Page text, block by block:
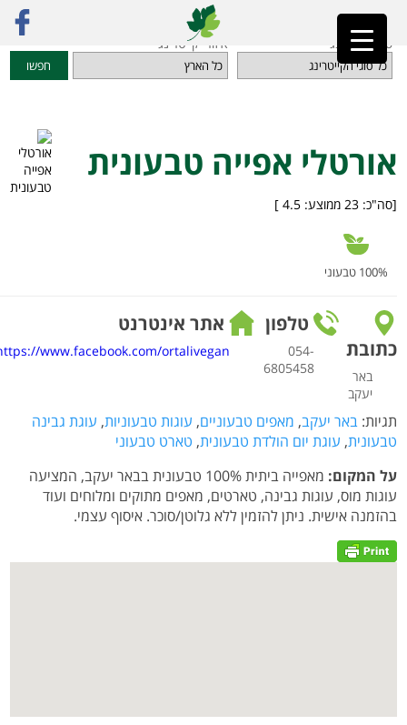
ראשי»מדריך קייטרינג מאפים, עוגות וקינוחים טבעוניים
סוגי קייטרינג איזורי קייטרינג
חפשו
אורטלי אפייה טבעונית
[סה"כ: 23 ממוצע: 4.5
]
100% טבעוני
כתובת
באר
יעקב
טלפון
054-
6805458
אתר אינטרנט
www.facebook.com/ortalivegan/
תגיות: באר יעקב, מאפים טבעוניים, עוגות טבעוניות, עוגת גבינה
טבעונית, עוגת יום הולדת טבעונית, טארט טבעוני
על המקום:
מאפייה ביתית 100% טבעונית בבאר יעקב, המציעה
עוגות מוס, עוגות גבינה, טארטים, מאפים מתוקים ומלוחים ועוד
בהזמנה אישית. ניתן להזמין ללא גלוטן/סוכר. איסוף עצמי.